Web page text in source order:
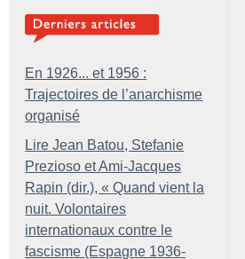
En 1926... et 1956 :
Trajectoires de l’anarchisme
organisé
Lire Jean Batou, Stefanie
Prezioso et Ami-Jacques
Rapin (dir.), « Quand vient la
nuit. Volontaires
internationaux contre le
fascisme (Espagne 1936-